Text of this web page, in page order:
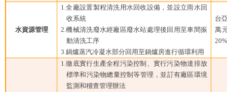
水資源管理
1.全廠設置製程清洗用水回收設備，並設立雨水回
收系統
2.機械清洗廢水經廠區廢水站處理後回用至車間振
動清洗工序
3.鍋爐蒸汽冷凝水部分回用至鍋爐房進行循環利用
台
萬
1.徹底實行生產全程污染控制、實行污染物達排放
標準和污染物總量控制等管理，並訂有廠區環境
監測和稽查管理辦法